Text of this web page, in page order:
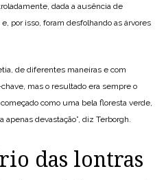
dada a ausência de
por isso, foram desfolhando as árvores
de diferentes maneiras e com
mas o resultado era sempre o
como uma bela floresta verde,
apenas devastação”, diz Terborgh.
das lontras